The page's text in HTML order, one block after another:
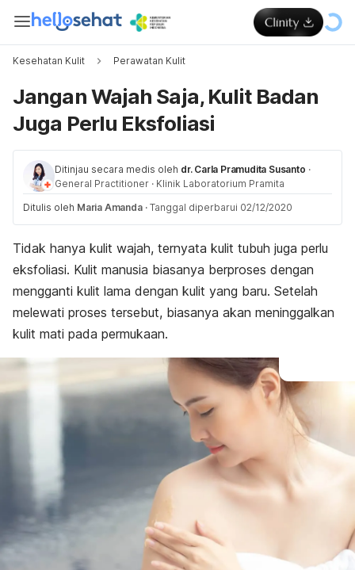
Kesehatan Kulit Perawatan Kulit
Jangan Wajah Saja, Kulit Badan
Juga Perlu Eksfoliasi
Ditinjau secara medis oleh dr. Carla Pramudita Susanto ·
General Practitioner · Klinik Laboratorium Pramita
Ditulis oleh Maria Amanda · Tanggal diperbarui 02/12/2020
Tidak hanya kulit wajah, ternyata kulit tubuh juga perlu
eksfoliasi. Kulit manusia biasanya berproses dengan
mengganti kulit lama dengan kulit yang baru. Setelah
melewati proses tersebut, biasanya akan meninggalkan
kulit mati pada permukaan.